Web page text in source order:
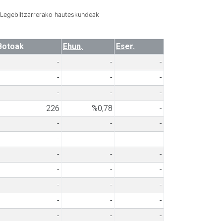
hauteskundeak
Ehun.
Eser.
- -
-
- -
-
- -
-
226 %0,78
-
- -
-
- -
-
- -
-
- -
-
- -
-
- -
-
- -
-